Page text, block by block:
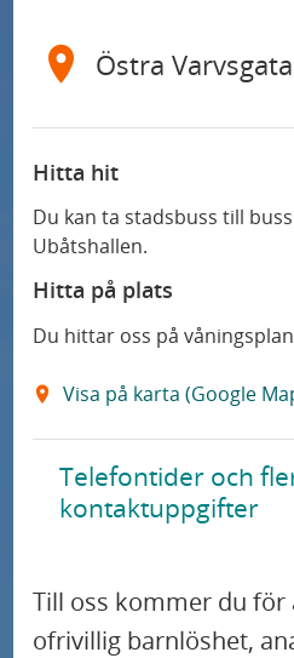
Östra
Hitta hit
Du kan ta stadsbuss till
Ubåtshallen.
Hitta på plats
Du hittar oss på
Visa på karta (Google
Telefontider och
kontaktuppgifter
Till oss kommer du för
ofrivillig barnlöshet,